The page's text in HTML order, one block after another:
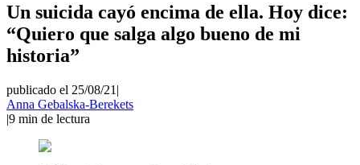
Un suicida cayó encima de ella. Hoy dice:
“Quiero que salga algo bueno de mi
historia”
publicado el 25/08/21 |
Anna Gebalska-Berekets
|9 min de lectura